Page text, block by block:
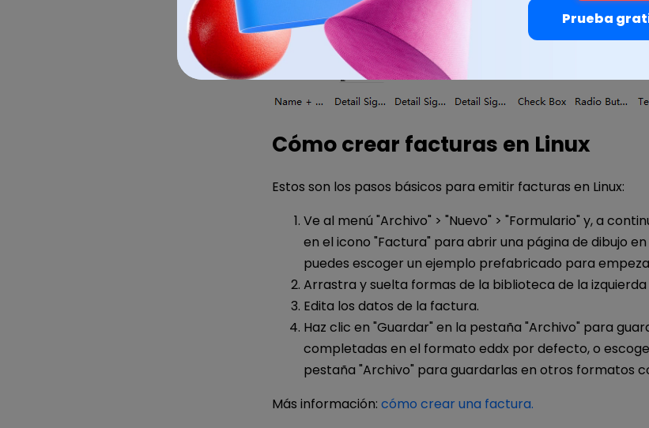
Cómo crear facturas en Linux
Estos son los pasos básicos para emitir facturas en Linux:
Ve al menú "Archivo" > "Nuevo" > "Formulario" y, a
en el icono "Factura" para abrir una página de dibujo
puedes escoger un ejemplo prefabricado para
Arrastra y suelta formas de la biblioteca de la izquierda
Edita los datos de la factura.
Haz clic en "Guardar" en la pestaña "Archivo" para
completadas en el formato eddx por defecto, o
pestaña "Archivo" para guardarlas en otros formatos
Más información: cómo crear una factura.
Prueba